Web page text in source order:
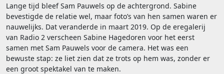
Lange tijd bleef Sam Pauwels op de achtergrond. Sabine
bevestigde de relatie wel, maar foto’s van hen samen waren er
nauwelijks. Dat veranderde in maart 2019. Op de eregalerij
van Radio 2 verscheen Sabine Hagedoren voor het eerst
samen met Sam Pauwels voor de camera. Het was een
bewuste stap: ze liet zien dat ze trots op hem was, zonder er
een groot spektakel van te maken.